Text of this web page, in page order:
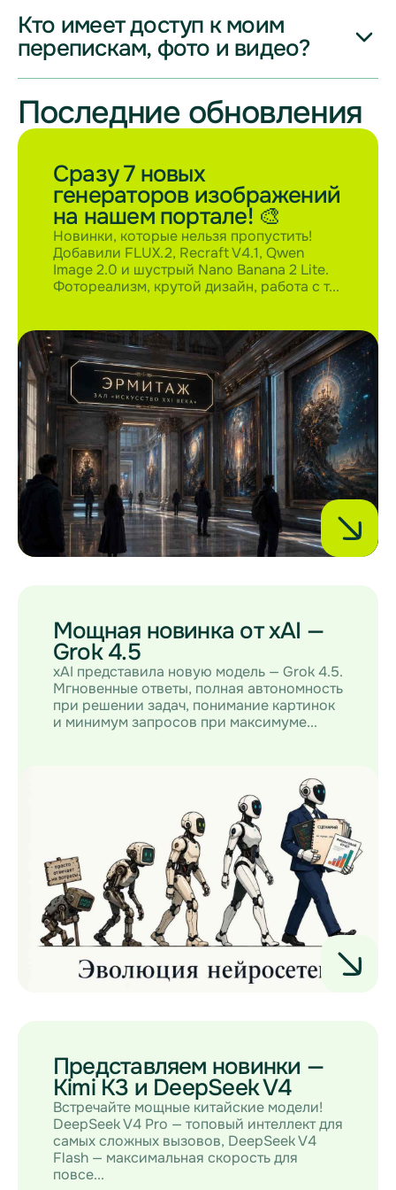
Да, такая возможность есть в тарифе «Бизнес». В него
можно добавить до 30 пользователей.
семьи или небольшой команды
Кто имеет доступ к моим
перепискам, фото и видео?
Никто, кроме вас, нас и нейросетей, которыми вы
пользуетесь. Больше никому никаких доступов не выдаем,
ваша конфиденциальность под вашим контролем
Последние обновления
Сразу 7 новых
генераторов изображений
на нашем портале! 🎨
Новинки, которые нельзя пропустить!
Добавили FLUX.2, Recraft V4.1, Qwen
Image 2.0 и шустрый Nano Banana 2 Lite.
Фотореализм, крутой дизайн, работа с т...
Мощная новинка от xAI —
Grok 4.5
xAI представила новую модель — Grok 4.5.
Мгновенные ответы, полная автономность
при решении задач, понимание картинок
и минимум запросов при максимуме...
Представляем новинки —
Kimi K3 и DeepSeek V4
Встречайте мощные китайские модели!
DeepSeek V4 Pro — топовый интеллект для
самых сложных вызовов, DeepSeek V4
Flash — максимальная скорость для
повсе...